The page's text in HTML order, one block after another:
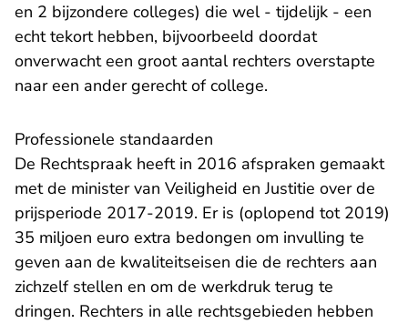
en 2 bijzondere colleges) die wel - tijdelijk - een
echt tekort hebben, bijvoorbeeld doordat
onverwacht een groot aantal rechters overstapte
naar een ander gerecht of college.
Professionele standaarden
De Rechtspraak heeft in 2016 afspraken gemaakt
met de minister van Veiligheid en Justitie over de
prijsperiode 2017-2019. Er is (oplopend tot 2019)
35 miljoen euro extra bedongen om invulling te
geven aan de kwaliteitseisen die de rechters aan
zichzelf stellen en om de werkdruk terug te
dringen. Rechters in alle rechtsgebieden hebben